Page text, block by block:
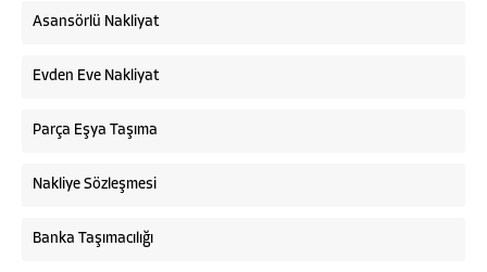
Asansörlü Nakliyat
Evden Eve Nakliyat
Parça Eşya Taşıma
Nakliye Sözleşmesi
Banka Taşımacılığı